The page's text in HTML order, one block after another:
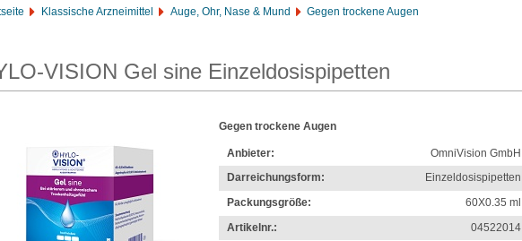
Klassische Arzneimittel Auge, Ohr, Nase & Mund Gegen trockene Augen
VISION Gel sine Einzeldosispipetten
Gegen trockene Augen
Anbieter:
OmniVision GmbH
Darreichungsform:
Einzeldosispipetten
Packungsgröße:
60X0.35 ml
Artikelnr.:
04522014